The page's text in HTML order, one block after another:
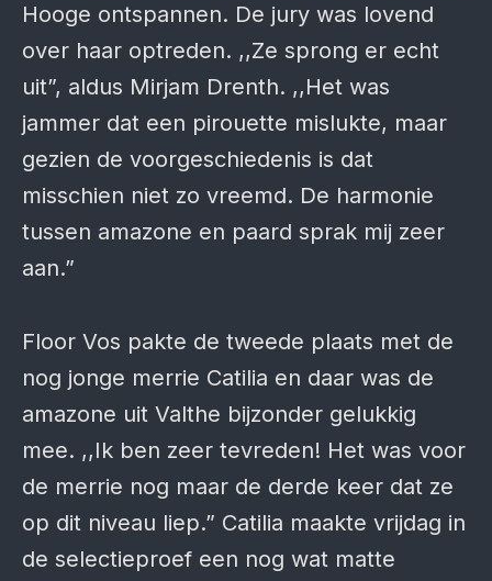
Hooge ontspannen. De jury was lovend
over haar optreden. ,,Ze sprong er echt
uit”, aldus Mirjam Drenth. ,,Het was
jammer dat een pirouette mislukte, maar
gezien de voorgeschiedenis is dat
misschien niet zo vreemd. De harmonie
tussen amazone en paard sprak mij zeer
aan.”
Floor Vos pakte de tweede plaats met de
nog jonge merrie Catilia en daar was de
amazone uit Valthe bijzonder gelukkig
mee. ,,Ik ben zeer tevreden! Het was voor
de merrie nog maar de derde keer dat ze
op dit niveau liep.” Catilia maakte vrijdag in
de selectieproef een nog wat matte